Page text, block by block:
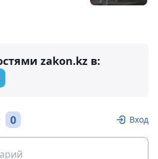
zakon.kz в:
0 Вход